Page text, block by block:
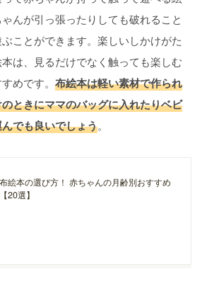
んが引っ張ったりしても破れること
ことができます。楽しいしかけがた
は、見るだけでなく触っても楽しむ
めです。 布絵本は軽い素材で作られ
ときにママのバッグに入れたりベビ
でも良いでしょう。
布絵本の選び方！ 赤ちゃんの月齢別おすすめ
【20選】